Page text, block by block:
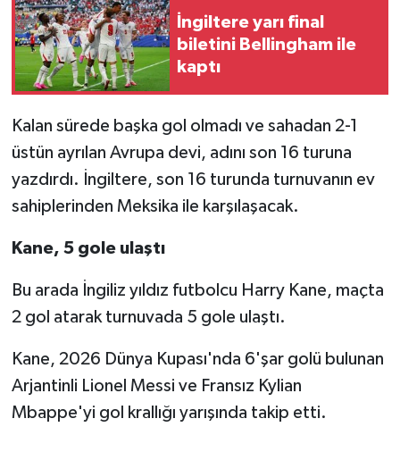
İngiltere yarı final
biletini Bellingham ile
kaptı
Kalan sürede başka gol olmadı ve sahadan 2-1
üstün ayrılan Avrupa devi, adını son 16 turuna
yazdırdı. İngiltere, son 16 turunda turnuvanın ev
sahiplerinden Meksika ile karşılaşacak.
Kane, 5 gole ulaştı
Bu arada İngiliz yıldız futbolcu Harry Kane, maçta
2 gol atarak turnuvada 5 gole ulaştı.
Kane, 2026 Dünya Kupası'nda 6'şar golü bulunan
Arjantinli Lionel Messi ve Fransız Kylian
Mbappe'yi gol krallığı yarışında takip etti.